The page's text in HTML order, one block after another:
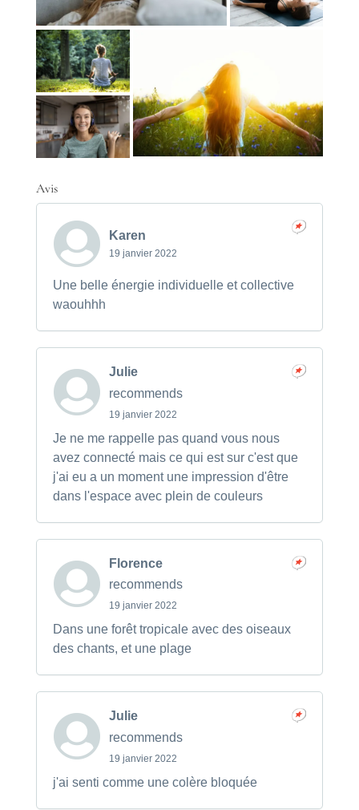
Avis
Karen
19 janvier 2022
Une belle énergie individuelle et collective
waouhhh
Julie
recommends
19 janvier 2022
Je ne me rappelle pas quand vous nous
avez connecté mais ce qui est sur c'est que
j'ai eu a un moment une impression d'être
dans l'espace avec plein de couleurs
Florence
recommends
19 janvier 2022
Dans une forêt tropicale avec des oiseaux
des chants, et une plage
Julie
recommends
19 janvier 2022
j'ai senti comme une colère bloquée